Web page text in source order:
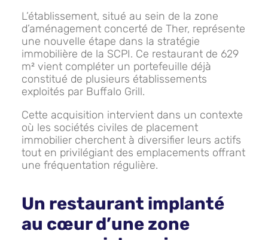
L’établissement, situé au sein de la zone
d’aménagement concerté de Ther, représente
une nouvelle étape dans la stratégie
immobilière de la SCPI. Ce restaurant de 629
m² vient compléter un portefeuille déjà
constitué de plusieurs établissements
exploités par Buffalo Grill.
Cette acquisition intervient dans un contexte
où les sociétés civiles de placement
immobilier cherchent à diversifier leurs actifs
tout en privilégiant des emplacements offrant
une fréquentation régulière.
Un restaurant implanté
au cœur d’une zone